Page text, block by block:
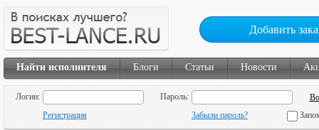
Добавить
Найти исполнителя Блоги Статьи Новости
Логин:
Пароль:
Регистрация
Забыли пароль?